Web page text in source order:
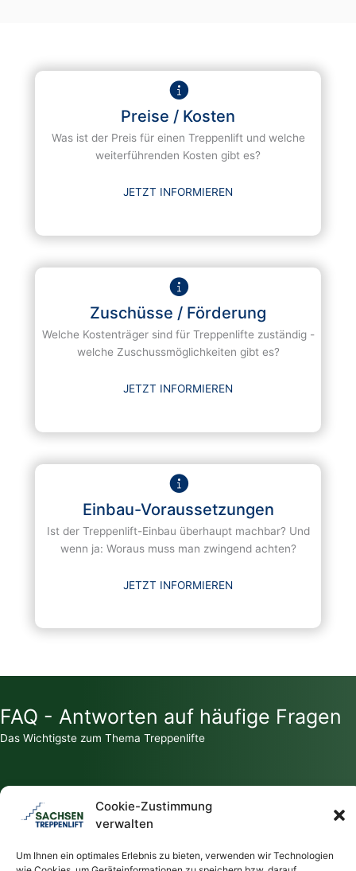
Cookie-Zustimmung
verwalten
Um Ihnen ein optimales Erlebnis zu bieten, verwenden wir Technologien
Preise / Kosten
Was ist der Preis für einen Treppenlift und welche
weiterführenden Kosten gibt es?
JETZT INFORMIEREN
Zuschüsse / Förderung
Welche Kostenträger sind für Treppenlifte zuständig -
welche Zuschussmöglichkeiten gibt es?
JETZT INFORMIEREN
Einbau-Voraussetzungen
Ist der Treppenlift-Einbau überhaupt machbar? Und
wenn ja: Woraus muss man zwingend achten?
JETZT INFORMIEREN
FAQ - Antworten auf häufige Fragen
Das Wichtigste zum Thema Treppenlifte